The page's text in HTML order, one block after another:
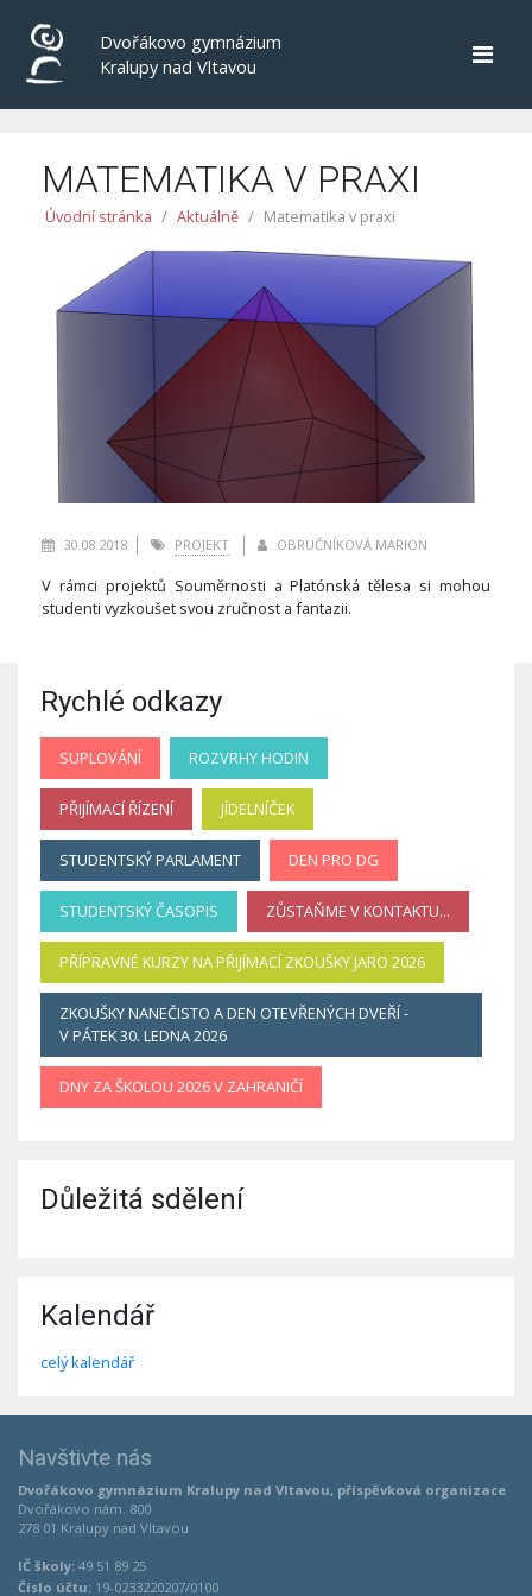
Dvořákovo gymnázium
Kralupy nad Vltavou
MATEMATIKA V PRAXI
Úvodní stránka Aktuálně Matematika v praxi
30.08.2018 PROJEKT OBRUČNÍKOVÁ MARION
V rámci projektů Souměrnosti a Platónská tělesa si mohou
studenti vyzkoušet svou zručnost a fantazii.
Rychlé odkazy
SUPLOVÁNÍ ROZVRHY HODIN
PŘIJÍMACÍ ŘÍZENÍ JÍDELNÍČEK
STUDENTSKÝ PARLAMENT DEN PRO DG
STUDENTSKÝ ČASOPIS ZŮSTAŇME V KONTAKTU...
PŘÍPRAVNÉ KURZY NA PŘIJÍMACÍ ZKOUŠKY JARO 2026
ZKOUŠKY NANEČISTO A DEN OTEVŘENÝCH DVEŘÍ -
V PÁTEK 30. LEDNA 2026
DNY ZA ŠKOLOU 2026 V ZAHRANIČÍ
Důležitá sdělení
Kalendář
celý kalendář
Navštivte nás
Dvořákovo gymnázium Kralupy nad Vltavou, příspěvková organizace
Dvořákovo nám. 800
278 01 Kralupy nad Vltavou
IČ školy: 49 51 89 25
Číslo účtu: 19-0233220207/0100